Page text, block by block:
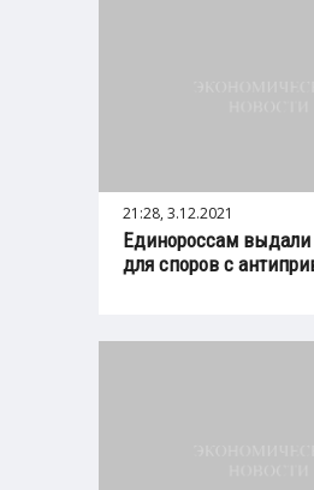
21:28, 3.12.2021
Единороссам
для споров с